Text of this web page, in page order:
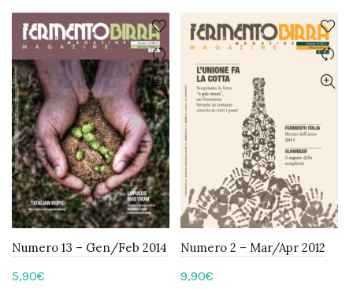
Numero 13 – Gen/Feb 2014
5,90€
Numero 2 – Mar/Apr 2012
9,90€